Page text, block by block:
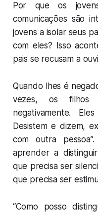
Por que os
comunicações são
jovens a isolar seus
com eles? Isso
pais se recusam a
Quando lhes é
vezes, os filhos
negativamente.
Desistem e dizem,
com outra
aprender a
que precisa ser
que precisa ser
“Como posso